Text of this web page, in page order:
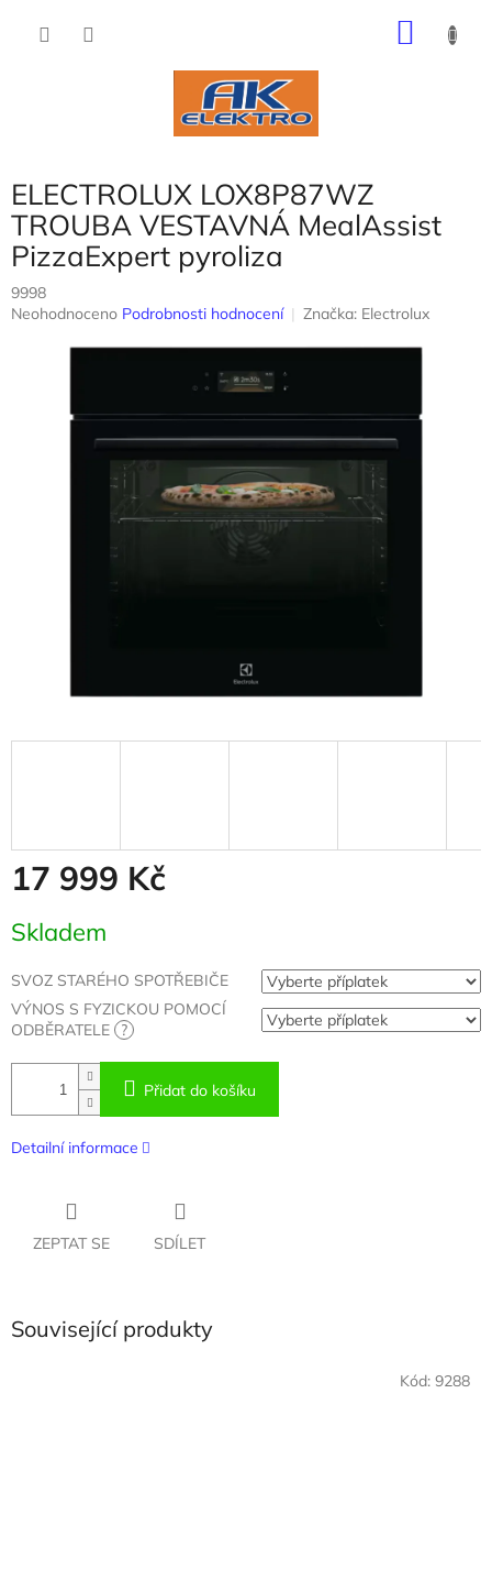
ELECTROLUX LOX8P87WZ
TROUBA VESTAVNÁ MealAssist
PizzaExpert pyroliza
9998
Průměrné
produktu
Neohodnoceno Podrobnosti hodnocení Značka: Electrolux
17 999 Kč
cena:
Skladem
SVOZ STARÉHO SPOTŘEBIČE
VÝNOS S FYZICKOU POMOCÍ
ODBĚRATELE
?
Přidat do košíku
Detailní informace
ZEPTAT SE SDÍLET
Související produkty
Kód: 9288